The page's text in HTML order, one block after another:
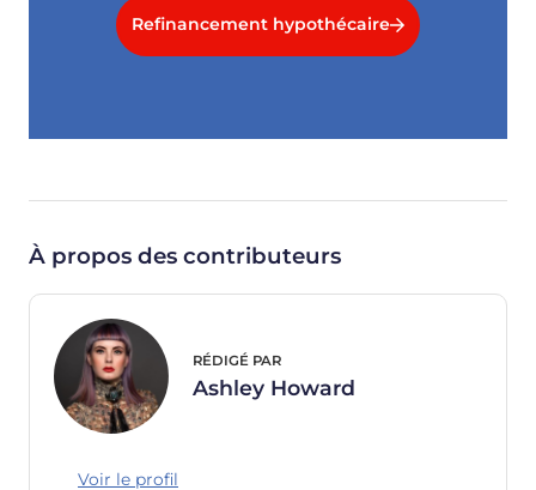
Refinancement hypothécaire
À propos des contributeurs
RÉDIGÉ PAR
Ashley Howard
Voir le profil